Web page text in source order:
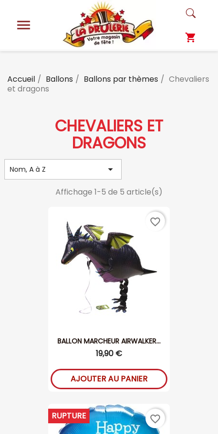

shopping_cart
Accueil Ballons Ballons par thèmes
Chevaliers
et dragons
CHEVALIERS ET
DRAGONS
Nom, A à Z 
Affichage 1-5 de 5 article(s)
BALLON MARCHEUR AIRWALKER...
19,90 €
AJOUTER AU PANIER
favorite_border
RUPTURE favorite_border